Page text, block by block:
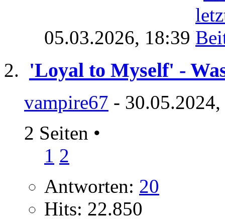
05.03.2026, 18:39
'Loyal to Myself' -
vampire67 -
2 Seiten •
1 2
Antworten: 20
Hits: 22.850